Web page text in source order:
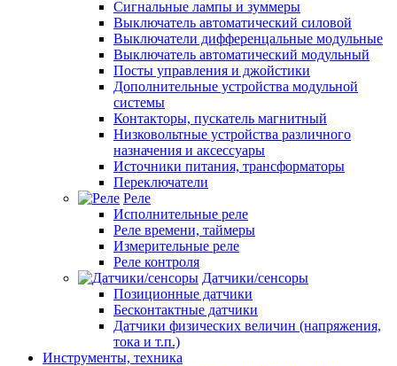
Сигнальные лампы и зуммеры
Выключатель автоматический силовой
Выключатели дифференцальные модульные
Выключатель автоматический модульный
Посты управления и джойстики
Дополнительные устройства модульной
системы
Контакторы, пускатель магнитный
Низковольтные устройства различного
назначения и аксессуары
Источники питания, трансформаторы
Переключатели
Реле
Исполнительные реле
Реле времени, таймеры
Измерительные реле
Реле контроля
Датчики/сенсоры
Позиционные датчики
Бесконтактные датчики
Датчики физических величин (напряжения,
тока и т.п.)
Инструменты, техника